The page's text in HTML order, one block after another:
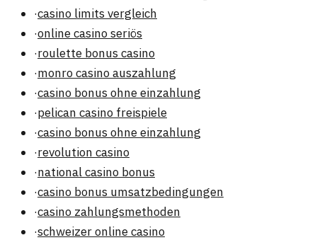
·casino limits vergleich
·online casino seriös
·roulette bonus casino
·monro casino auszahlung
·casino bonus ohne einzahlung
·pelican casino freispiele
·casino bonus ohne einzahlung
·revolution casino
·national casino bonus
·casino bonus umsatzbedingungen
·casino zahlungsmethoden
·schweizer online casino